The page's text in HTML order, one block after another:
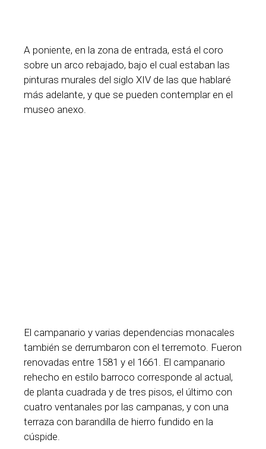
A poniente, en la zona de entrada, está el coro
sobre un arco rebajado, bajo el cual estaban las
pinturas murales del siglo XIV de las que hablaré
más adelante, y que se pueden contemplar en el
museo anexo.
El campanario y varias dependencias monacales
también se derrumbaron con el terremoto. Fueron
renovadas entre 1581 y el 1661. El campanario
rehecho en estilo barroco corresponde al actual,
de planta cuadrada y de tres pisos, el último con
cuatro ventanales por las campanas, y con una
terraza con barandilla de hierro fundido en la
cúspide.